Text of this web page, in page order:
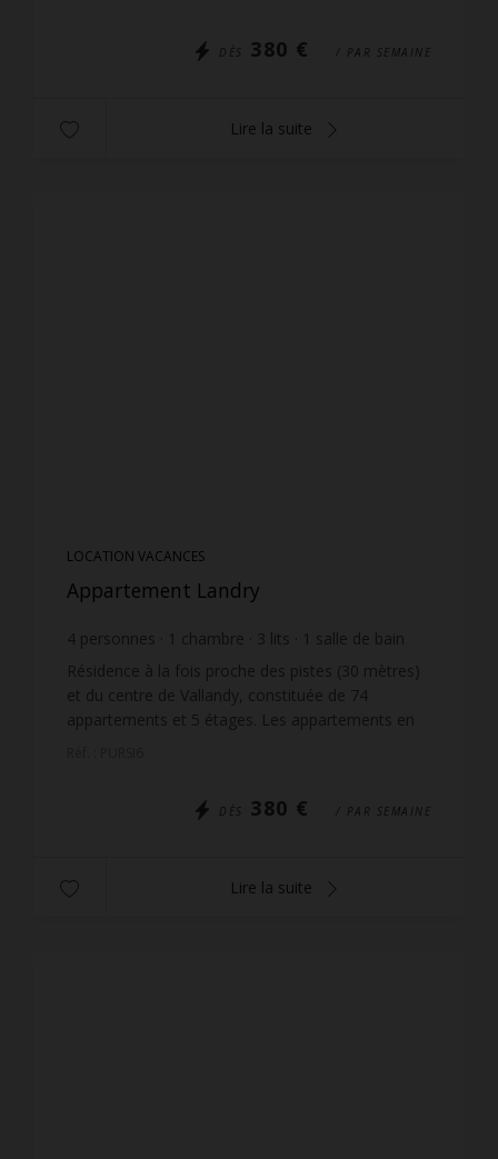
DÈS 380 € / PAR SEMAINE
Lire la suite
LOCATION VACANCES
Appartement Landry
4 personnes 1 chambre 3 lits 1 salle de bain
Résidence à la fois proche des pistes (30 mètres)
et du centre de Vallandy, constituée de 74
appartements et 5 étages. Les appartements en
DÈS 380 € / PAR SEMAINE
Lire la suite